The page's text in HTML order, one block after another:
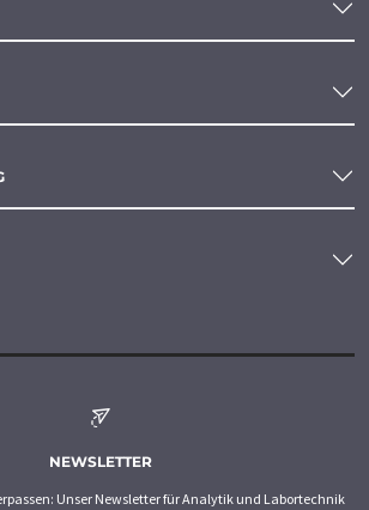
NEWSLETTER
Unser Newsletter für Analytik und Labortechnik